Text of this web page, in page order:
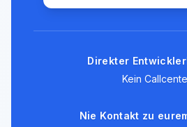
Direkter
Kein
Nie Kontakt zu